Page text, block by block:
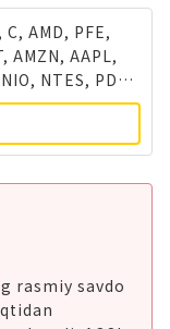
AMD, PFE,
AMZN, AAPL,
NTES, PDD,
TIGR
rasmiy savdo